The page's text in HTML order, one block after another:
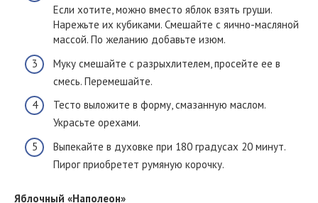
Если хотите, можно вместо яблок взять груши.
Нарежьте их кубиками. Смешайте с яично-масляной
массой. По желанию добавьте изюм.
Муку смешайте с разрыхлителем, просейте ее в
смесь. Перемешайте.
Тесто выложите в форму, смазанную маслом.
Украсьте орехами.
Выпекайте в духовке при 180 градусах 20 минут.
Пирог приобретет румяную корочку.
Яблочный «Наполеон»